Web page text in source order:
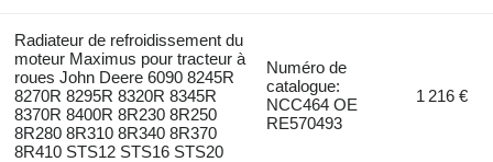
Radiateur de refroidissement du
moteur Maximus pour tracteur à
roues John Deere 6090 8245R
8270R 8295R 8320R 8345R
8370R 8400R 8R230 8R250
8R280 8R310 8R340 8R370
8R410 STS12 STS16 STS20
Numéro de
catalogue:
NCC464 OE
RE570493
1 216 €